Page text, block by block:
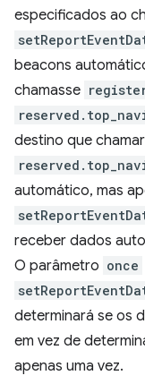
especificados ao
beacons
chamasse
destino que chamar
automático, mas
receber dados
O parâmetro once
determinará se os
em vez de
apenas uma vez.